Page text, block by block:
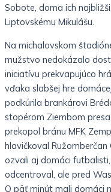
Sobote, doma ich
Liptovskému Mikulášu.
Na michalovskom
mužstvo nedokázalo
iniciatívu prekvapujúco
vďaka slabšej hre
podkúrila brankárovi
stopérom Ziembom
prekopol bránu MFK
hlavičkoval
ozvali aj domáci
odcentroval, ale pred
O päť minút mali domáci